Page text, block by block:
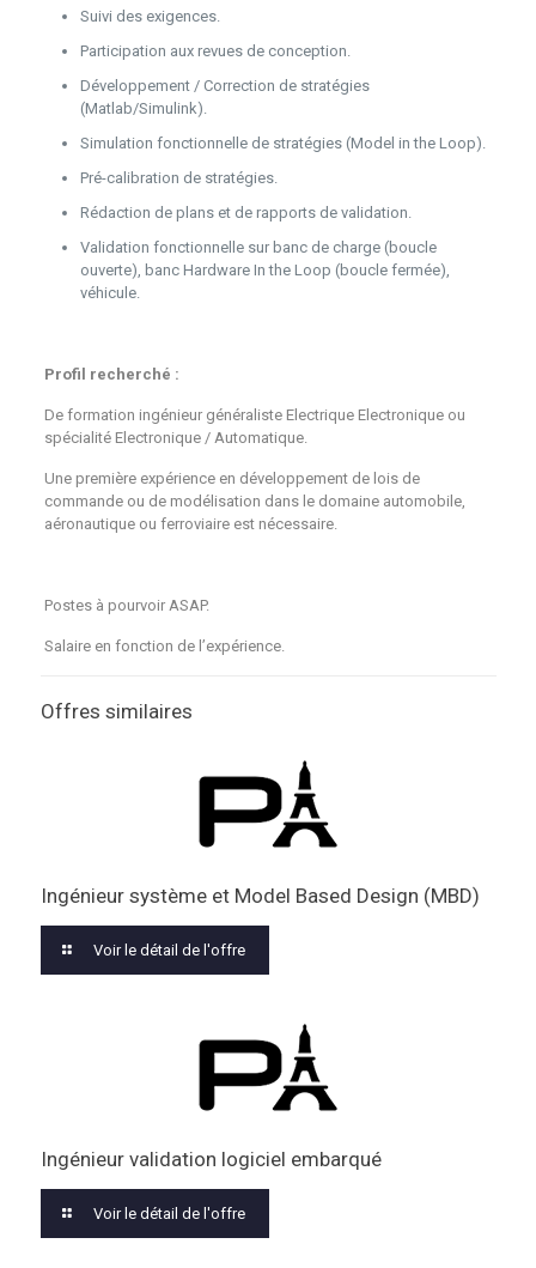
Suivi des exigences.
Participation aux revues de conception.
Développement / Correction de stratégies
(Matlab/Simulink).
Simulation fonctionnelle de stratégies (Model in the Loop).
Pré-calibration de stratégies.
Rédaction de plans et de rapports de validation.
Validation fonctionnelle sur banc de charge (boucle
ouverte), banc Hardware In the Loop (boucle fermée),
véhicule.
Profil recherché :
De formation ingénieur généraliste Electrique Electronique ou
spécialité Electronique / Automatique.
Une première expérience en développement de lois de
commande ou de modélisation dans le domaine automobile,
aéronautique ou ferroviaire est nécessaire.
Postes à pourvoir ASAP.
Salaire en fonction de l’expérience.
Offres similaires
Ingénieur système et Model Based Design (MBD)
Voir le détail de l'offre
Ingénieur validation logiciel embarqué
Voir le détail de l'offre